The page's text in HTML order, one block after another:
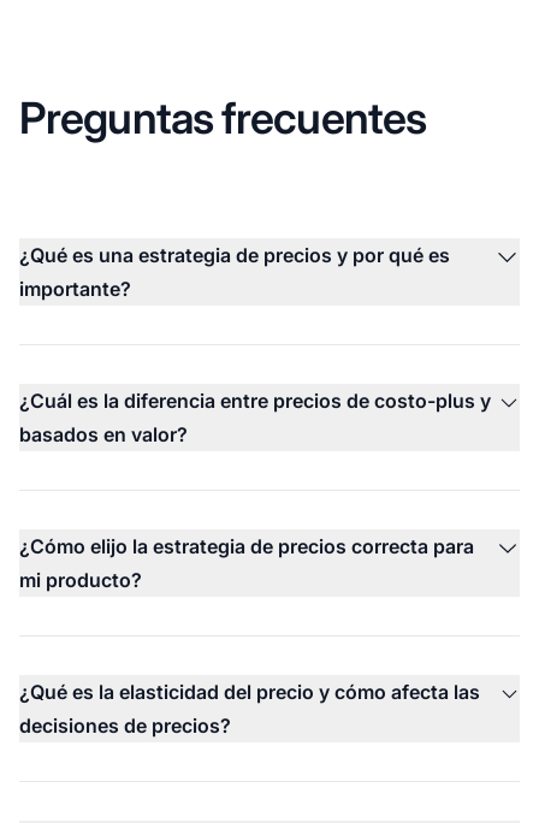
Preguntas frecuentes
¿Qué es una estrategia de precios y por qué es
importante?
¿Cuál es la diferencia entre precios de costo-plus y
basados en valor?
¿Cómo elijo la estrategia de precios correcta para
mi producto?
¿Qué es la elasticidad del precio y cómo afecta las
decisiones de precios?